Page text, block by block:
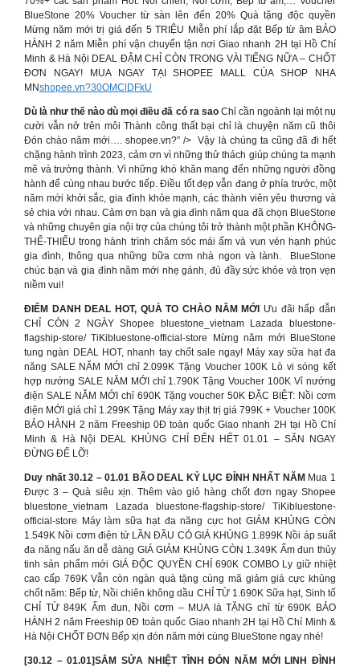
BlueStone 20% Voucher từ sàn lên đến 20% Quà tặng độc quyền
Mừng năm mới trị giá đến 5 TRIỆU Miễn phí lắp đặt Bếp từ âm BẢO
HÀNH 2 năm Miễn phí vận chuyển tận nơi Giao nhanh 2H tại Hồ Chí
Minh & Hà Nội DEAL ĐẬM CHỈ CÒN TRONG VÀI TIẾNG NỮA – CHỐT
ĐƠN NGAY! MUA NGAY TẠI SHOPEE MALL CỦA SHOP NHA
MNshopee.vn?30OMClDFkU
Dù là như thế nào dù mọi điều đã có ra saoChỉ cần ngoảnh lại một nụ
cười vẫn nở trên môi Thành công thất bại chỉ là chuyện năm cũ thôi
Đón chào năm mới…. ️shopee.vn?️” /> ️ Vậy là chúng ta cũng đã đi hết
chặng hành trình 2023, cảm ơn vì những thử thách giúp chúng ta mạnh
mẽ và trưởng thành. Vì những khó khăn mang đến những người đồng
hành để cùng nhau bước tiếp. Điều tốt đẹp vẫn đang ở phía trước, một
năm mới khởi sắc, gia đình khỏe mạnh, các thành viên yêu thương và
sẻ chia với nhau. Cảm ơn bạn và gia đình năm qua đã chọn BlueStone
và những chuyên gia nội trợ của chúng tôi trở thành một phần KHÔNG-
THỂ-THIẾU trong hành trình chăm sóc mái ấm và vun vén hạnh phúc
gia đình, thông qua những bữa cơm nhà ngon và lành. ️ BlueStone
chúc bạn và gia đình năm mới nhẹ gánh, đủ đầy sức khỏe và trọn vẹn
niềm vui!
ĐIỂM DANH DEAL HOT, QUÀ TO CHÀO NĂM MỚI Ưu đãi hấp dẫn
CHỈ CÒN 2 NGÀY Shopee bluestone_vietnam Lazada bluestone-
flagship-store/ TiKibluestone-official-store Mừng năm mới BlueStone
tung ngàn DEAL HOT, nhanh tay chốt sale ngay! Máy xay sữa hạt đa
năng SALE NĂM MỚI chỉ 2.099K Tặng Voucher 100K Lò vi sóng kết
hợp nướng SALE NĂM MỚI chỉ 1.790K Tặng Voucher 100K Vỉ nướng
điện SALE NĂM MỚI chỉ 690K Tặng voucher 50K ĐẶC BIỆT: Nồi cơm
điện MỚI giá chỉ 1.299K Tặng Máy xay thịt trị giá 799K + Voucher 100K
BẢO HÀNH 2 năm Freeship 0Đ toàn quốc Giao nhanh 2H tại Hồ Chí
Minh & Hà Nội DEAL KHỦNG CHỈ ĐẾN HẾT 01.01 – SĂN NGAY
ĐỪNG ĐỂ LỠ!
Duy nhất 30.12 – 01.01 BÃO DEAL KỶ LỤC ĐỈNH NHẤT NĂM Mua 1
Được 3 – Quà siêu xịn. Thêm vào giỏ hàng chốt đơn ngay Shopee
bluestone_vietnam Lazada bluestone-flagship-store/ TiKibluestone-
official-store Máy làm sữa hạt đa năng cực hot GIẢM KHỦNG CÒN
1.549K Nồi cơm điện tử LẦN ĐẦU CÓ GIÁ KHỦNG 1.899K Nồi áp suất
đa năng nấu ăn dễ dàng GIÁ GIẢM KHỦNG CÒN 1.349K Ấm đun thủy
tinh sản phẩm mới GIÁ ĐỘC QUYỀN CHỈ 690K COMBO Ly giữ nhiệt
cao cấp 769K Vẫn còn ngàn quà tặng cùng mã giảm giá cực khủng
chốt năm: Bếp từ, Nồi chiên không dầu CHỈ TỪ 1.690K Sữa hạt, Sinh tố
CHỈ TỪ 849K Ấm đun, Nồi cơm – MUA là TẶNG chỉ từ 690K BẢO
HÀNH 2 năm Freeship 0Đ toàn quốc Giao nhanh 2H tại Hồ Chí Minh &
Hà Nội CHỐT ĐƠN Bếp xịn đón năm mới cùng BlueStone ngay nhé!
[30.12 – 01.01]SẮM SỬA NHIỆT TÌNH ĐÓN NĂM MỚI LINH ĐÌNH